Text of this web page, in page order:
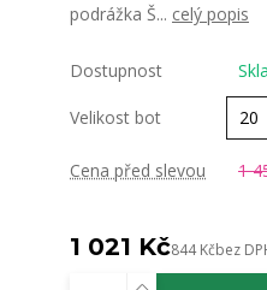
podrážka Š... celý popis
Dostupnost
Velikost bot
Cena před slevou 1
1 021 Kč844 Kčbez